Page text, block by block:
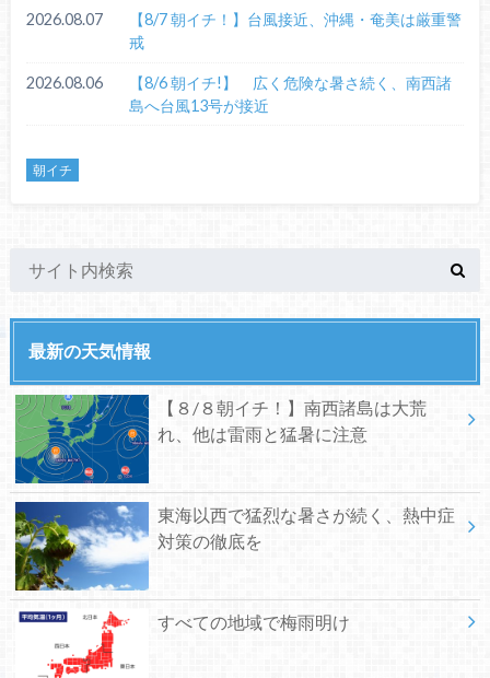
2026.08.07
【8/7 朝イチ！】台風接近、沖縄・奄美は厳重警
戒
2026.08.06
【8/6 朝イチ!】 広く危険な暑さ続く、南西諸
島へ台風13号が接近
朝イチ
最新の天気情報
【８/８朝イチ！】南西諸島は大荒
れ、他は雷雨と猛暑に注意
東海以西で猛烈な暑さが続く、熱中症
対策の徹底を
すべての地域で梅雨明け